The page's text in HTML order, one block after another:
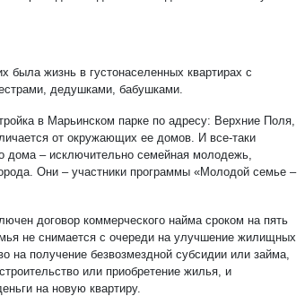
была жизнь в густонаселенных квартирах с
дедушками, бабушками.
в Марьинском парке по адресу: Верхние Поля,
от окружающих ее домов. И все-таки
дома – исключительно семейная молодежь,
Они – участники программы «Молодой семье –
договор коммерческого найма сроком на пять
не снимается с очереди на улучшение жилищных
на получение безвозмездной субсидии или займа,
или приобретение жилья, и
на новую квартиру.